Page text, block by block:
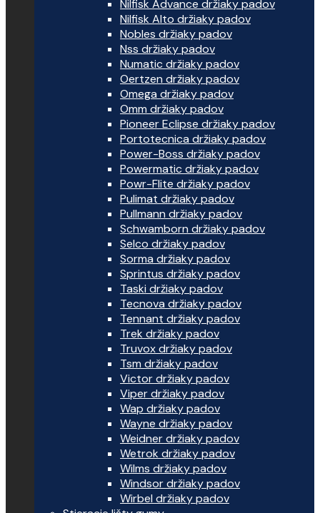
Nilfisk Advance držiaky padov
Nilfisk Alto držiaky padov
Nobles držiaky padov
Nss držiaky padov
Numatic držiaky padov
Oertzen držiaky padov
Omega držiaky padov
Omm držiaky padov
Pioneer Eclipse držiaky padov
Portotecnica držiaky padov
Power-Boss držiaky padov
Powermatic držiaky padov
Powr-Flite držiaky padov
Pulimat držiaky padov
Pullmann držiaky padov
Schwamborn držiaky padov
Selco držiaky padov
Sorma držiaky padov
Sprintus držiaky padov
Taski držiaky padov
Tecnova držiaky padov
Tennant držiaky padov
Trek držiaky padov
Truvox držiaky padov
Tsm držiaky padov
Victor držiaky padov
Viper držiaky padov
Wap držiaky padov
Wayne držiaky padov
Weidner držiaky padov
Wetrok držiaky padov
Wilms držiaky padov
Windsor držiaky padov
Wirbel držiaky padov